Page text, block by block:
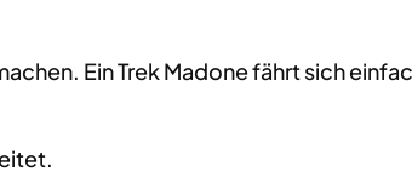
Ein Trek Madone fährt sich